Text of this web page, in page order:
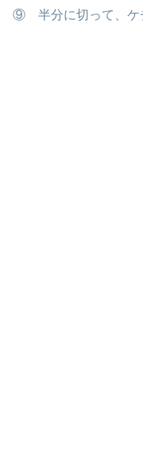
⑨ 半分に切って、ケ